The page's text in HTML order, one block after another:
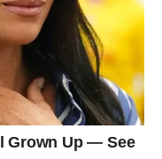
zrelu i iskrenu
Bez straha.
ne preživljavaju –